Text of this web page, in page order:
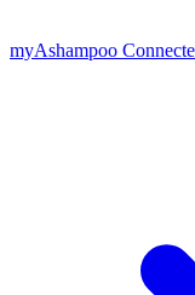
myAshampoo